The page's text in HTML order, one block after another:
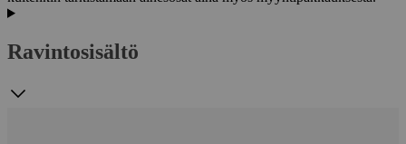
Ravintosisältö